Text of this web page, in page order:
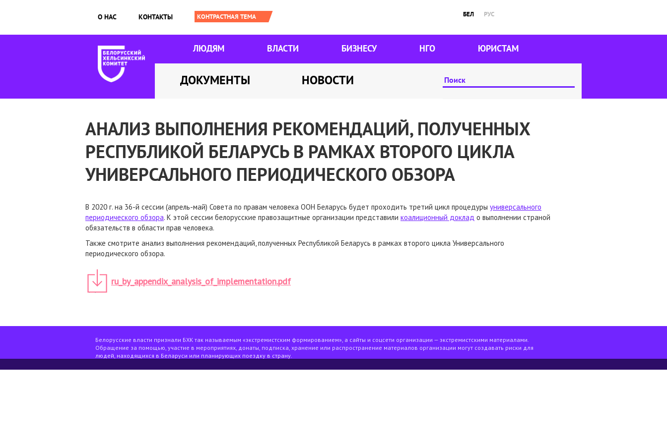
О НАС КОНТАКТЫ БЕЛ РУС
ЛЮДЯМ ВЛАСТИ БИЗНЕСУ НГО ЮРИСТАМ
ДОКУМЕНТЫ НОВОСТИ
АНАЛИЗ ВЫПОЛНЕНИЯ РЕКОМЕНДАЦИЙ, ПОЛУЧЕННЫХ
РЕСПУБЛИКОЙ БЕЛАРУСЬ В РАМКАХ ВТОРОГО ЦИКЛА
УНИВЕРСАЛЬНОГО ПЕРИОДИЧЕСКОГО ОБЗОРА
В 2020 г. на 36-й сессии (апрель-май) Совета по правам человека ООН Беларусь будет проходить третий цикл процедуры универсального
периодического обзора. К этой сессии белорусские правозащитные организации представили коалиционный доклад о выполнении страной
обязательств в области прав человека.
Также смотрите анализ выполнения рекомендаций, полученных Республикой Беларусь в рамках второго цикла Универсального
периодического обзора.
ru_by_appendix_analysis_of_implementation.pdf
Белорусские власти признали БХК так называемым «экстремистским формированием», а сайты и соцсети организации — экстремистскими материалами.
Обращение за помощью, участие в мероприятиях, донаты, подписка, хранение или распространение материалов организации могут создавать риски для
людей, находящихся в Беларуси или планирующих поездку в страну.